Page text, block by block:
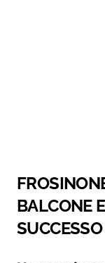
BALCONE
SUCCESSO